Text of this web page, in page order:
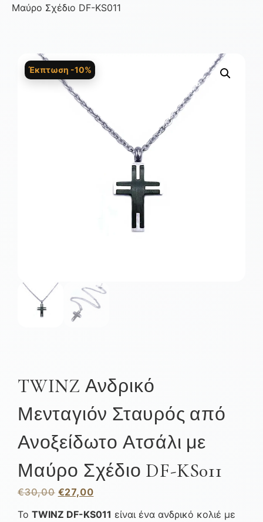
Μαύρο Σχέδιο DF-KS011
Έκπτωση -10%
TWINZ Ανδρικό
Μενταγιόν Σταυρός από
Ανοξείδωτο Ατσάλι με
Μαύρο Σχέδιο DF-KS011
€30,00 €27,00
Το TWINZ DF-KS011 είναι ένα ανδρικό κολιέ με